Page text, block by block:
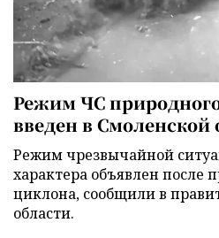
Режим ЧС
введен в Смоленской
Режим чрезвычайной
характера объявлен после
циклона, сообщили в
области.